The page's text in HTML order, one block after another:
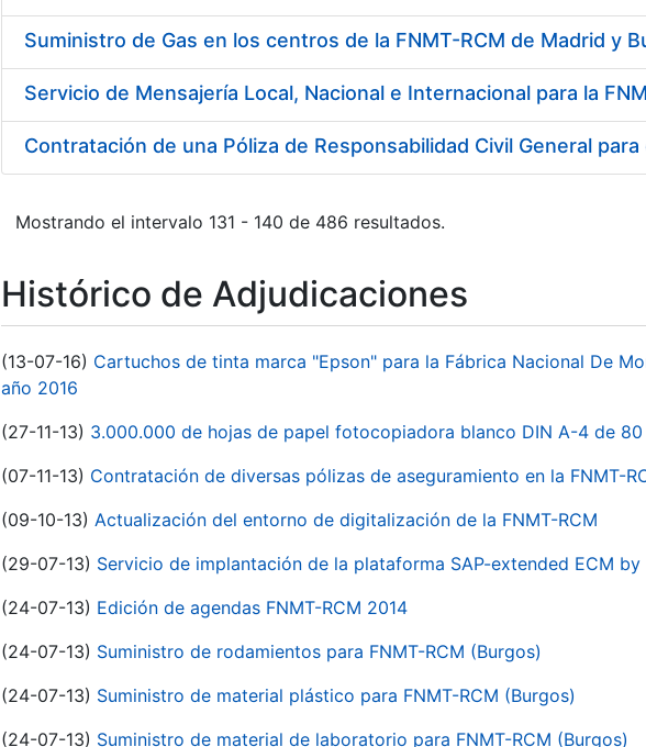
Suministro de Gas en los centros de la FNMT-RCM de Madrid y
Servicio de Mensajería Local, Nacional e Internacional para la
Contratación de una Póliza de Responsabilidad Civil General para
Mostrando el intervalo 131 - 140 de 486 resultados.
Histórico de Adjudicaciones
(13-07-16) Cartuchos de tinta marca "Epson" para la Fábrica Nacional De
año 2016
(27-11-13) 3.000.000 de hojas de papel fotocopiadora blanco DIN A-4 de 80
(07-11-13) Contratación de diversas pólizas de aseguramiento en la FNMT-
(09-10-13) Actualización del entorno de digitalización de la FNMT-RCM
(29-07-13) Servicio de implantación de la plataforma SAP-extended ECM by
(24-07-13) Edición de agendas FNMT-RCM 2014
(24-07-13) Suministro de rodamientos para FNMT-RCM (Burgos)
(24-07-13) Suministro de material plástico para FNMT-RCM (Burgos)
(24-07-13) Suministro de material de laboratorio para FNMT-RCM (Burgos)